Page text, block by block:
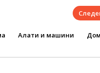
Алати и машини